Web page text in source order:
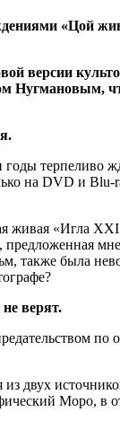
«Цой
версии
терпеливо
на DVD и
«Игла
также была
верят.
двух
Моро, в